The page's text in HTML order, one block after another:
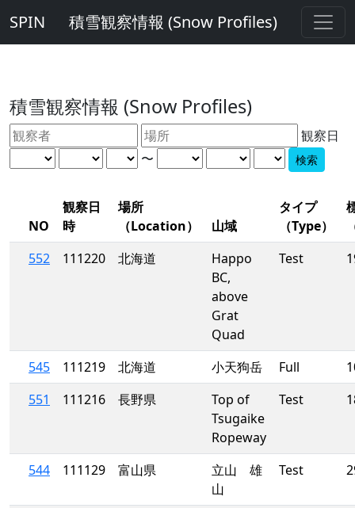
SPIN 積雪観察情報 (Snow Profiles)
積雪観察情報 (Snow Profiles)
観察日
〜
NO
観察日
時
場所
（Location）
山域
タイプ
（Type）
552
111220 北海道
Happo
BC,
above
Grat
Quad
Test
545 111219 北海道 小天狗岳 Full
551
111216 長野県
Top of
Tsugaike
Ropeway
Test
544 111129 富山県
立山 雄
山
Test